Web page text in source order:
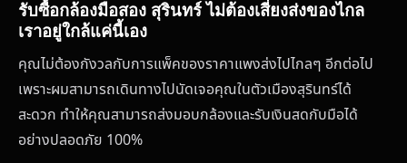
รับซื้อกล้องมือสอง สุรินทร์ ไม่ต้องเสี่ยงส่งของไกล
เราอยู่ใกล้แค่นี้เอง
คุณไม่ต้องกังวลกับการแพ็คของราคาแพงส่งไปไกลๆ อีกต่อไป
เพราะผมสามารถเดินทางไปนัดเจอคุณในตัวเมืองสุรินทร์ได้
สะดวก ทำให้คุณสามารถส่งมอบกล้องและรับเงินสดกับมือได้
อย่างปลอดภัย 100%